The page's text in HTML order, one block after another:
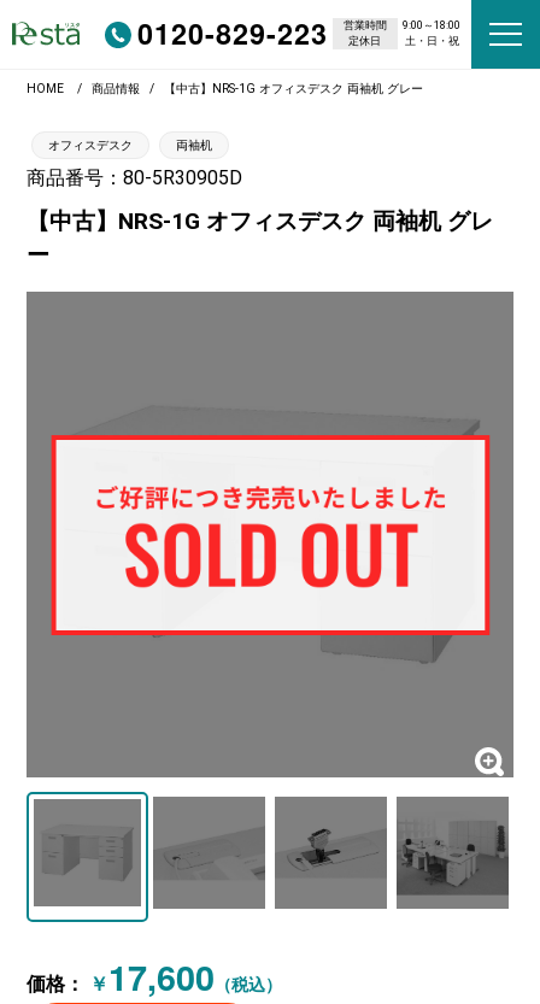
0120-829-223 営業時間
9:00～18:00
定休日
土・日・祝
HOME 商品情報 【中古】NRS-1G オフィスデスク 両袖机 グレー
オフィスデスク 両袖机
商品番号：80-5R30905D
【中古】NRS-1G オフィスデスク 両袖机 グレ
ー
価格： ￥ 17,600 （税込）